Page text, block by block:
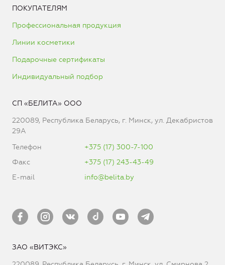
ПОКУПАТЕЛЯМ
Профессиональная продукция
Линии косметики
Подарочные сертификаты
Индивидуальный подбор
СП «БЕЛИТА» ООО
220089, Республика Беларусь, г. Минск, ул. Декабристов
29А
Телефон
+375 (17) 300-7-100
Факс
+375 (17) 243-43-49
E-mail
info@belita.by
ЗАО «ВИТЭКС»